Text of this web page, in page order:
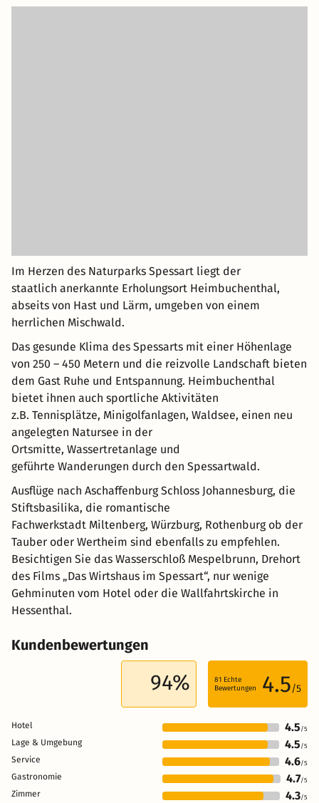
Im Herzen des Naturparks Spessart liegt der
staatlich anerkannte Erholungsort Heimbuchenthal,
abseits von Hast und Lärm, umgeben von einem
herrlichen Mischwald.
Das gesunde Klima des Spessarts mit einer Höhenlage
von 250 – 450 Metern und die reizvolle Landschaft bieten
dem Gast Ruhe und Entspannung. Heimbuchenthal
bietet ihnen auch sportliche Aktivitäten
z.B. Tennisplätze, Minigolfanlagen, Waldsee, einen neu
angelegten Natursee in der
Ortsmitte, Wassertretanlage und
geführte Wanderungen durch den Spessartwald.
Ausflüge nach Aschaffenburg Schloss Johannesburg, die
Stiftsbasilika, die romantische
Fachwerkstadt Miltenberg, Würzburg, Rothenburg ob der
Tauber oder Wertheim sind ebenfalls zu empfehlen.
Besichtigen Sie das Wasserschloß Mespelbrunn, Drehort
des Films „Das Wirtshaus im Spessart“, nur wenige
Gehminuten vom Hotel oder die Wallfahrtskirche in
Hessenthal.
Kundenbewertungen
94% 81 Echte
Bewertungen
4.5/5
Hotel 4.5 /5
Lage & Umgebung 4.5 /5
Service 4.6/5
Gastronomie 4.7/5
Zimmer 4.3/5